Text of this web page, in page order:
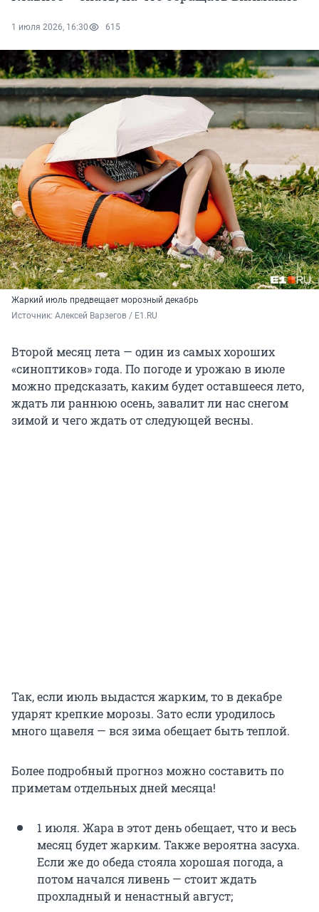
1 июля 2026, 16:30 615
Жаркий июль предвещает морозный декабрь
Источник: Алексей Варзегов / E1.RU
Второй месяц лета — один из самых хороших
«синоптиков» года. По погоде и урожаю в июле
можно предсказать, каким будет оставшееся лето,
ждать ли раннюю осень, завалит ли нас снегом
зимой и чего ждать от следующей весны.
Так, если июль выдастся жарким, то в декабре
ударят крепкие морозы. Зато если уродилось
много щавеля — вся зима обещает быть теплой.
Более подробный прогноз можно составить по
приметам отдельных дней месяца!
1 июля. Жара в этот день обещает, что и весь
месяц будет жарким. Также вероятна засуха.
Если же до обеда стояла хорошая погода, а
потом начался ливень — стоит ждать
прохладный и ненастный август;